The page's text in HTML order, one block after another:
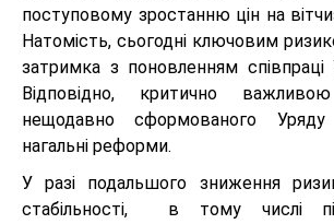
поступовому зростанню цін на
Натомість, сьогодні ключовим
затримка з поновленням
Відповідно, критично
нещодавно сформованого Уряду
нагальні реформи.
У разі подальшого зниження
стабільності, в тому числі